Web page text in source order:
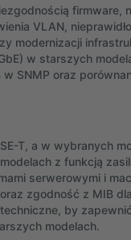
firmware,
VLAN,
modernizacji
w starszych
SNMP oraz
T, a w wybranych
z funkcją
serwerowymi i
zgodność z MIB
by
modelach.